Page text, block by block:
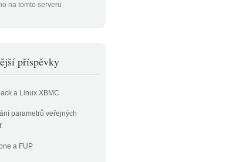
na tomto serveru
příspěvky
a Linux XBMC
parametrů veřejných
a FUP